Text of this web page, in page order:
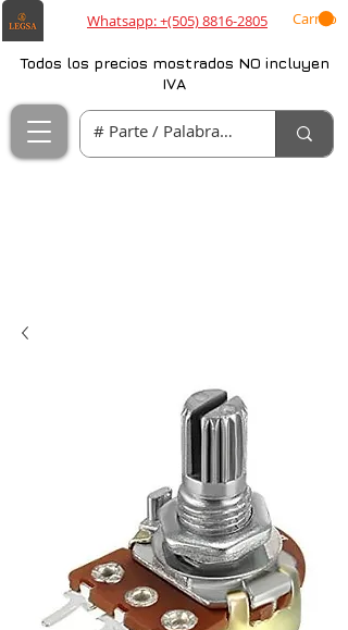
Whatsapp: +(505) 8816-2805 Carrito
Todos los precios mostrados NO incluyen
IVA